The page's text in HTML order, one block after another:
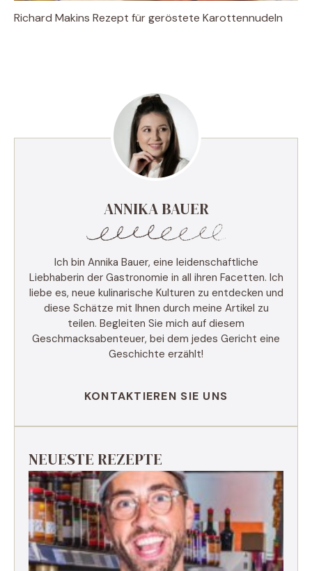
Richard Makins Rezept für geröstete Karottennudeln
ANNIKA BAUER
Ich bin Annika Bauer, eine leidenschaftliche
Liebhaberin der Gastronomie in all ihren Facetten. Ich
liebe es, neue kulinarische Kulturen zu entdecken und
diese Schätze mit Ihnen durch meine Artikel zu
teilen. Begleiten Sie mich auf diesem
Geschmacksabenteuer, bei dem jedes Gericht eine
Geschichte erzählt!
KONTAKTIEREN SIE UNS
NEUESTE REZEPTE